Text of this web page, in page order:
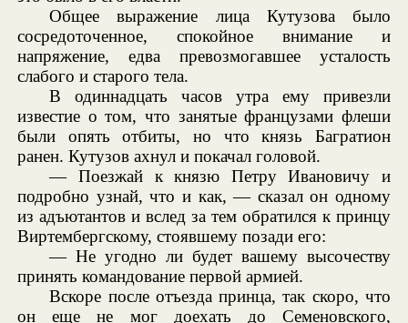
Общее выражение лица Кутузова было
сосредоточенное, спокойное внимание и
напряжение, едва превозмогавшее усталость
слабого и старого тела.
В одиннадцать часов утра ему привезли
известие о том, что занятые французами флеши
были опять отбиты, но что князь Багратион
ранен. Кутузов ахнул и покачал головой.
— Поезжай к князю Петру Ивановичу и
подробно узнай, что и как, — сказал он одному
из адъютантов и вслед за тем обратился к принцу
Виртембергскому, стоявшему позади его:
— Не угодно ли будет вашему высочеству
принять командование первой армией.
Вскоре после отъезда принца, так скоро, что
он еще не мог доехать до Семеновского,